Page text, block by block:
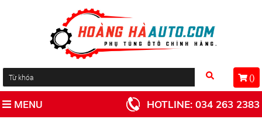
()
MENU HOTLINE: 034 263 2383